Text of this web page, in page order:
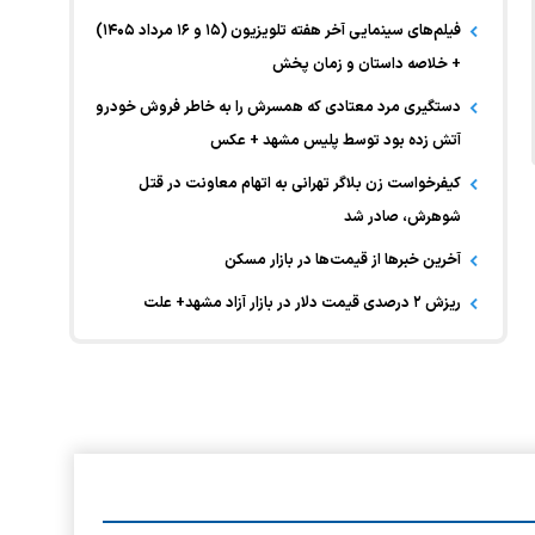
فیلم‌های سینمایی آخر هفته تلویزیون (۱۵ و ۱۶ مرداد ۱۴۰۵)
+ خلاصه داستان و زمان پخش
دستگیری مرد معتادی که همسرش را به خاطر فروش خودرو
آتش زده بود توسط پلیس مشهد + عکس
کیفرخواست زن بلاگر تهرانی به اتهام معاونت در قتل
شوهرش، صادر شد
آخرین خبر‌ها از قیمت‌ها در بازار مسکن
ریزش ۲ درصدی قیمت دلار در بازار آزاد مشهد+ علت